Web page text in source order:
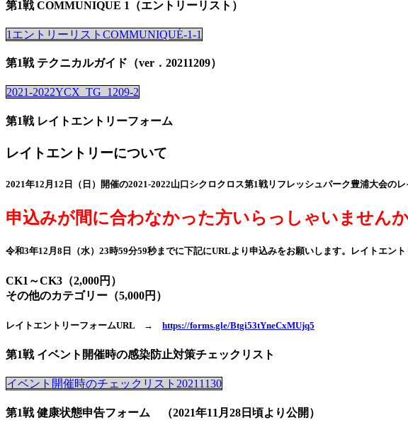
第1戦 COMMUNIQUE 1（エントリーリスト）
1エントリーリストCOMMUNIQUÉ-1-1
第1戦 テクニカルガイド（ver．20211209）
2021-2022YCX_TG_1209-2
第1戦 レイトエントリーフォーム
レイトエントリーについて
2021年12月12日（日）開催の2021-2022山口シクロクロス第1戦リフレッシュパーク豊浦大会のレ
申込みが間に合わなかった方いらっしゃいません
令和3年12月8日（水）23時59分59秒までに下記にURLより申込みをお願いします。レイトエン
CK1～CK3（2,000円）
その他のカテゴリー（5,000円）
レイトエントリーフォームURL → https://forms.gle/Btgi53tYneCxMUjq5
第1戦 イベント開催時の感染防止対策チェックリスト
イベント開催時のチェックリスト20211130
第1戦 健康状態申告フォーム （2021年11月28日頃より公開）